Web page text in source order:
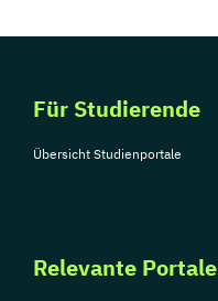
Für Studierende
Übersicht Studienportale
Relevante Portale